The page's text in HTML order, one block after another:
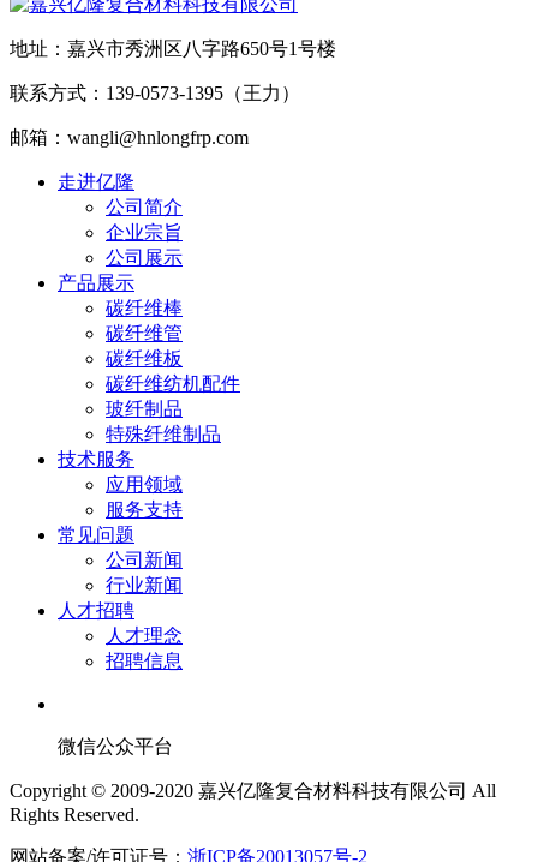
地址：嘉兴市秀洲区八字路650号1号楼
联系方式：139-0573-1395（王力）
邮箱：wangli@hnlongfrp.com
走进亿隆
公司简介
企业宗旨
公司展示
产品展示
碳纤维棒
碳纤维管
碳纤维板
碳纤维纺机配件
玻纤制品
特殊纤维制品
技术服务
应用领域
服务支持
常见问题
公司新闻
行业新闻
人才招聘
人才理念
招聘信息
微信公众平台
Copyright © 2009-2020 嘉兴亿隆复合材料科技有限公司 All
Rights Reserved.
网站备案/许可证号： 浙ICP备20013057号-2